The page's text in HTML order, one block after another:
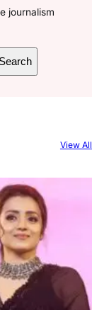
journalism
Search
View All